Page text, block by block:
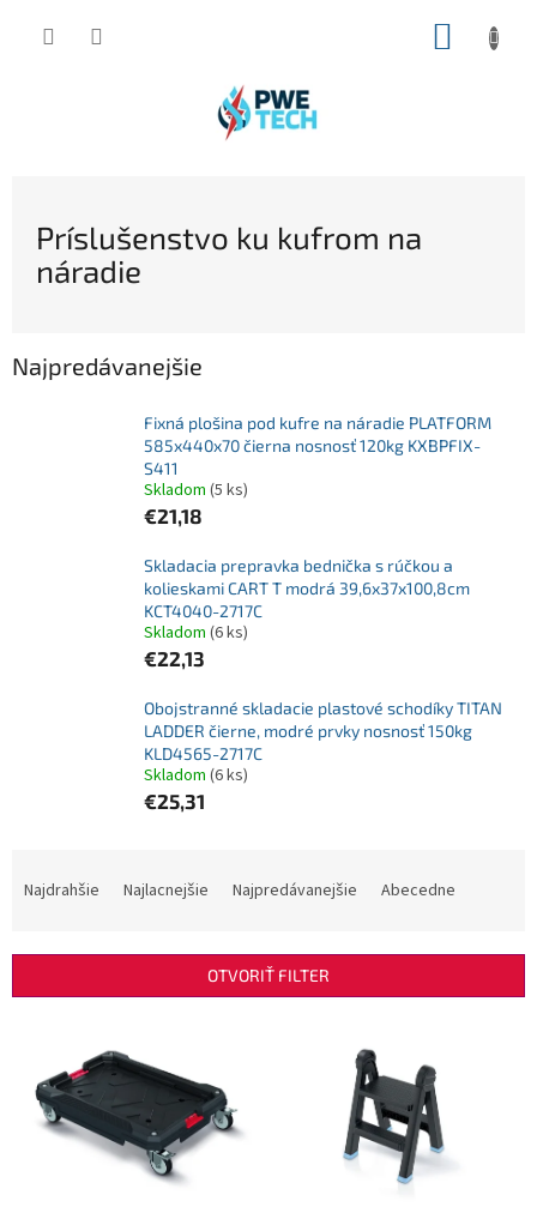
Príslušenstvo ku kufrom na
náradie
Najpredávanejšie
Fixná plošina pod kufre na náradie PLATFORM
585x440x70 čierna nosnosť 120kg KXBPFIX-
S411
Skladom (5 ks)
€21,18
Skladacia prepravka bednička s rúčkou a
kolieskami CART T modrá 39,6x37x100,8cm
KCT4040-2717C
Skladom (6 ks)
€22,13
Obojstranné skladacie plastové schodíky TITAN
LADDER čierne, modré prvky nosnosť 150kg
KLD4565-2717C
Skladom (6 ks)
€25,31
i
Najdrahšie Najlacnejšie Najpredávanejšie Abecedne
OTVORIŤ FILTER